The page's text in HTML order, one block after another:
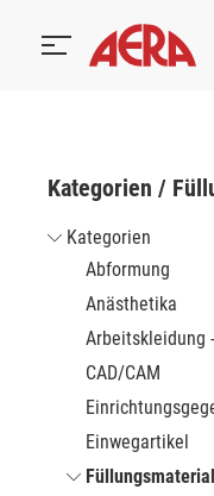
Kategorien /
Kategorien
Abformung
Anästhetika
Arbeitskleidung
CAD/CAM
Einwegartikel
Füllungsmaterial